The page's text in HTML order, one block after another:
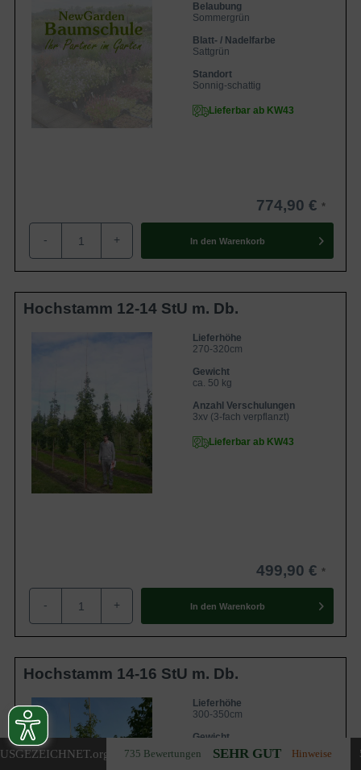
.org 735 Bewertungen SEHR GUT Hinweise
Belaubung
Sommergrün
Blatt- / Nadelfarbe
Sattgrün
Standort
Sonnig-schattig
Lieferbar ab KW43
774,90 €
- + In den Warenkorb
Hochstamm 12-14 StU m. Db.
Lieferhöhe
270-320cm
Gewicht
ca. 50 kg
Anzahl Verschulungen
3xv (3-fach verpflanzt)
Lieferbar ab KW43
499,90 €
- + In den Warenkorb
Hochstamm 14-16 StU m. Db.
Lieferhöhe
300-350cm
Gewicht
ca. 70 kg